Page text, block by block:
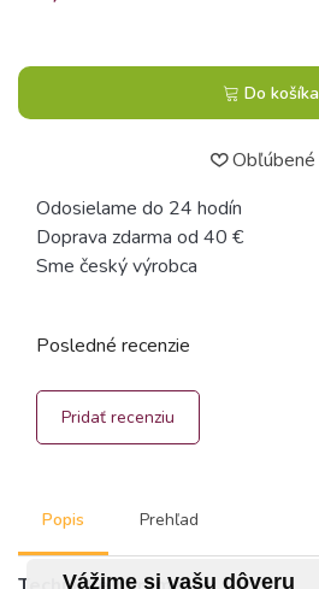
Vážime si vašu dôveru
Do košíka
Obľúbené
Odosielame do 24 hodín
Doprava zdarma od 40 €
Sme český výrobca
Popis Prehľad
Posledné recenzie
Pridať recenziu